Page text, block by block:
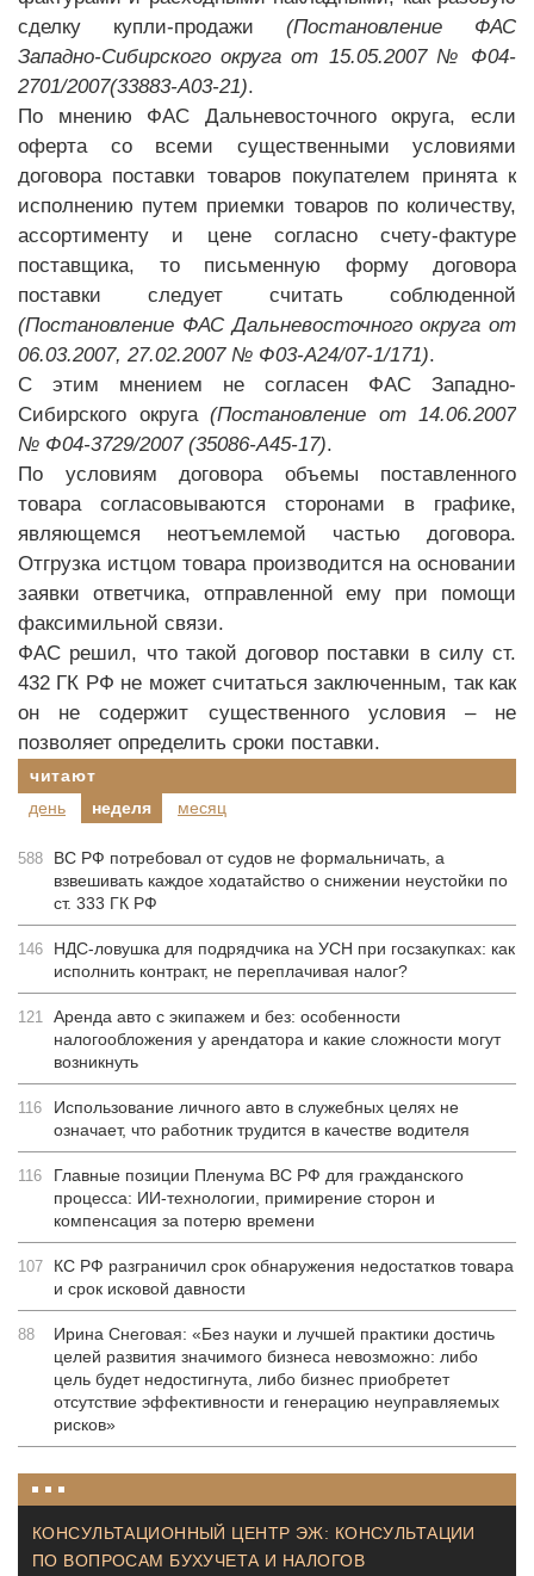
сделку купли-продажи (Постановление ФАС
Западно-Сибирского округа от 15.05.2007 № Ф04-
2701/2007(33883-А03-21).
По мнению ФАС Дальневосточного округа, если
оферта со всеми существенными условиями
договора поставки товаров покупателем принята к
исполнению путем приемки товаров по количеству,
ассортименту и цене согласно счету-фактуре
поставщика, то письменную форму договора
поставки следует считать соблюденной
(Постановление ФАС Дальневосточного округа от
06.03.2007, 27.02.2007 № Ф03-А24/07-1/171).
С этим мнением не согласен ФАС Западно-
Сибирского округа (Постановление от 14.06.2007
№ Ф04-3729/2007 (35086-А45-17).
По условиям договора объемы поставленного
товара согласовываются сторонами в графике,
являющемся неотъемлемой частью договора.
Отгрузка истцом товара производится на основании
заявки ответчика, отправленной ему при помощи
факсимильной связи.
ФАС решил, что такой договор поставки в силу ст.
432 ГК РФ не может считаться заключенным, так как
он не содержит существенного условия – не
позволяет определить сроки поставки.
читают
день
неделя месяц
588
ВС РФ потребовал от судов не формальничать, а
взвешивать каждое ходатайство о снижении неустойки по
ст. 333 ГК РФ
146
НДС-ловушка для подрядчика на УСН при госзакупках: как
исполнить контракт, не переплачивая налог?
121 Аренда авто с экипажем и без: особенности
налогообложения у арендатора и какие сложности могут
возникнуть
116
Использование личного авто в служебных целях не
означает, что работник трудится в качестве водителя
116
Главные позиции Пленума ВС РФ для гражданского
процесса: ИИ-технологии, примирение сторон и
компенсация за потерю времени
107
КС РФ разграничил срок обнаружения недостатков товара
и срок исковой давности
88
Ирина Снеговая: «Без науки и лучшей практики достичь
целей развития значимого бизнеса невозможно: либо
цель будет недостигнута, либо бизнес приобретет
отсутствие эффективности и генерацию неуправляемых
рисков»
КОНСУЛЬТАЦИОННЫЙ ЦЕНТР ЭЖ: КОНСУЛЬТАЦИИ
ПО ВОПРОСАМ БУХУЧЕТА И НАЛОГОВ